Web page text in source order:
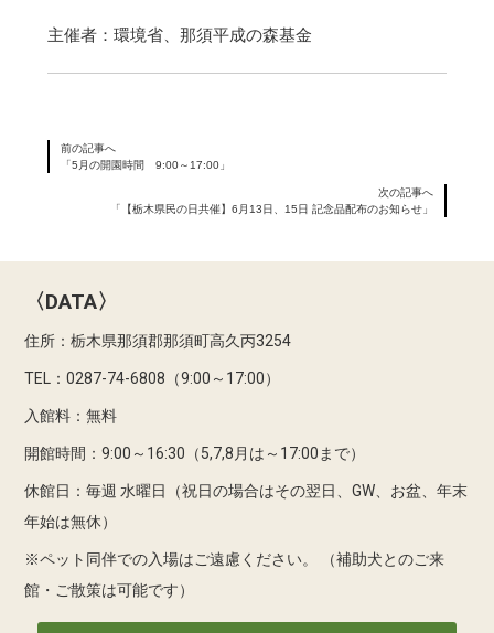
主催者：環境省、那須平成の森基金
前の記事へ
「5月の開園時間 9:00～17:00」
次の記事へ
「【栃木県民の日共催】6月13日、15日 記念品配布のお知らせ」
〈DATA〉
住所：栃木県那須郡那須町高久丙3254
TEL：0287-74-6808（9:00～17:00）
入館料：無料
開館時間：9:00～16:30（5,7,8月は～17:00まで）
休館日：毎週 水曜日（祝日の場合はその翌日、GW、お盆、年末
年始は無休）
※ペット同伴での入場はご遠慮ください。
（補助犬とのご来
館・ご散策は可能です）